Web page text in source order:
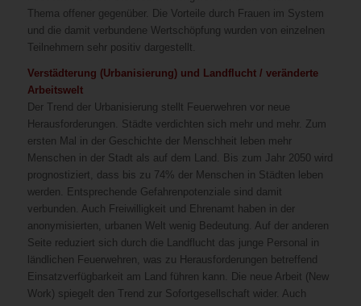
Thema offener gegenüber. Die Vorteile durch Frauen im System
und die damit verbundene Wertschöpfung wurden von einzelnen
Teilnehmern sehr positiv dargestellt.
Verstädterung (Urbanisierung) und Landflucht / veränderte
Arbeitswelt
Der Trend der Urbanisierung stellt Feuerwehren vor neue
Herausforderungen. Städte verdichten sich mehr und mehr. Zum
ersten Mal in der Geschichte der Menschheit leben mehr
Menschen in der Stadt als auf dem Land. Bis zum Jahr 2050 wird
prognostiziert, dass bis zu 74% der Menschen in Städten leben
werden. Entsprechende Gefahrenpotenziale sind damit
verbunden. Auch Freiwilligkeit und Ehrenamt haben in der
anonymisierten, urbanen Welt wenig Bedeutung. Auf der anderen
Seite reduziert sich durch die Landflucht das junge Personal in
ländlichen Feuerwehren, was zu Herausforderungen betreffend
Einsatzverfügbarkeit am Land führen kann. Die neue Arbeit (New
Work) spiegelt den Trend zur Sofortgesellschaft wider. Auch